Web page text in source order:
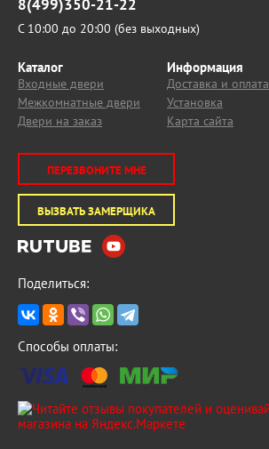
8(499)350-21-22
С 10:00 до 20:00 (без выходных)
Каталог
Входные двери
Межкомнатные двери
Двери на заказ
Информация
Доставка и оплата
Установка
Карта сайта
ПЕРЕЗВОНИТЕ МНЕ
ВЫЗВАТЬ ЗАМЕРЩИКА
Поделиться:
Способы оплаты: